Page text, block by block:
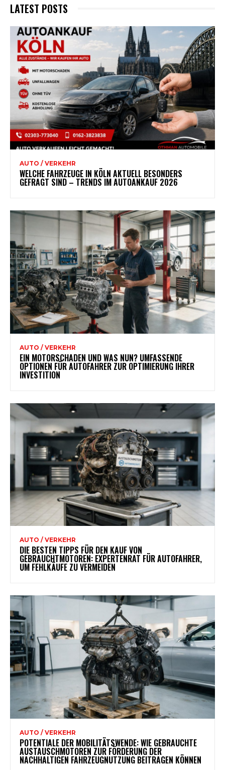
LATEST POSTS
AUTO / VERKEHR
WELCHE FAHRZEUGE IN KÖLN AKTUELL BESONDERS
GEFRAGT SIND – TRENDS IM AUTOANKAUF 2026
AUTO / VERKEHR
EIN MOTORSCHADEN UND WAS NUN? UMFASSENDE
OPTIONEN FÜR AUTOFAHRER ZUR OPTIMIERUNG IHRER
INVESTITION
AUTO / VERKEHR
DIE BESTEN TIPPS FÜR DEN KAUF VON
GEBRAUCHTMOTOREN: EXPERTENRAT FÜR AUTOFAHRER,
UM FEHLKÄUFE ZU VERMEIDEN
AUTO / VERKEHR
POTENTIALE DER MOBILITÄTSWENDE: WIE GEBRAUCHTE
AUSTAUSCHMOTOREN ZUR FÖRDERUNG DER
NACHHALTIGEN FAHRZEUGNUTZUNG BEITRAGEN KÖNNEN